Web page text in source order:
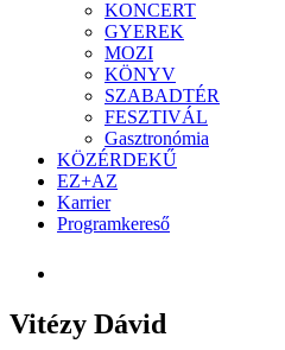
KONCERT
GYEREK
MOZI
KÖNYV
SZABADTÉR
FESZTIVÁL
Gasztronómia
KÖZÉRDEKŰ
EZ+AZ
Karrier
Programkereső
Vitézy Dávid